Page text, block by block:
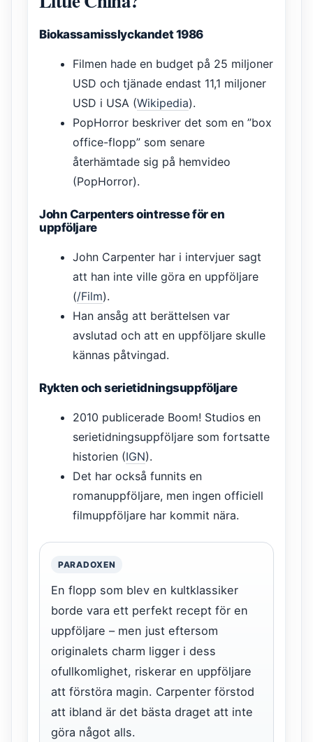
Biokassamisslyckandet 1986
Filmen hade en budget på 25 miljoner
USD och tjänade endast 11,1 miljoner
USD i USA (Wikipedia).
PopHorror beskriver det som en ”box
office-flopp” som senare
återhämtade sig på hemvideo
(PopHorror).
John Carpenters ointresse för en
uppföljare
John Carpenter har i intervjuer sagt
att han inte ville göra en uppföljare
(/Film).
Han ansåg att berättelsen var
avslutad och att en uppföljare skulle
kännas påtvingad.
Rykten och serietidningsuppföljare
2010 publicerade Boom! Studios en
serietidningsuppföljare som fortsatte
historien (IGN).
Det har också funnits en
romanuppföljare, men ingen officiell
filmuppföljare har kommit nära.
PARADOXEN
En flopp som blev en kultklassiker
borde vara ett perfekt recept för en
uppföljare – men just eftersom
originalets charm ligger i dess
ofullkomlighet, riskerar en uppföljare
att förstöra magin. Carpenter förstod
att ibland är det bästa draget att inte
göra något alls.